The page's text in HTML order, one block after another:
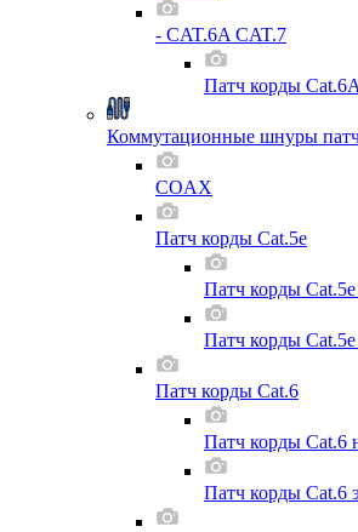
- CAT.6A CAT.7
Патч корды
Коммутационные шнуры
COAX
Патч корды Cat.5e
Патч корды
Патч корды
Патч корды Cat.6
Патч корды Cat.6
Патч корды Cat.6